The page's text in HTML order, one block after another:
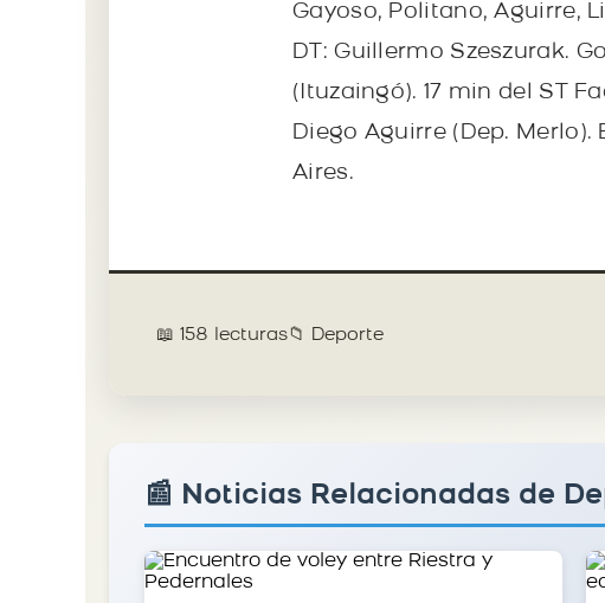
Gayoso, Politano, Aguirre,
DT: Guillermo Szeszurak.
(Ituzaingó). 17 min del ST
Diego Aguirre (Dep.
Aires.
📖 158 lecturas📁 Deporte
📰 Noticias Relacionadas de